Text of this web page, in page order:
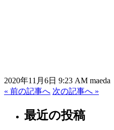
2020年11月6日 9:23 AM maeda
« 前の記事へ 次の記事へ »
最近の投稿